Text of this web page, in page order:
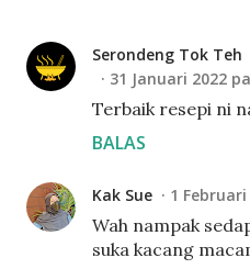
Serondeng Tok Teh
31 Januari 2022
Terbaik resepi ni
BALAS
Kak Sue 1 Februari
Wah nampak
suka kacang